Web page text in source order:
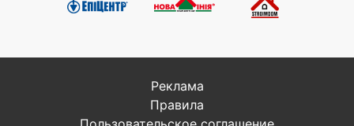
Реклама
Правила